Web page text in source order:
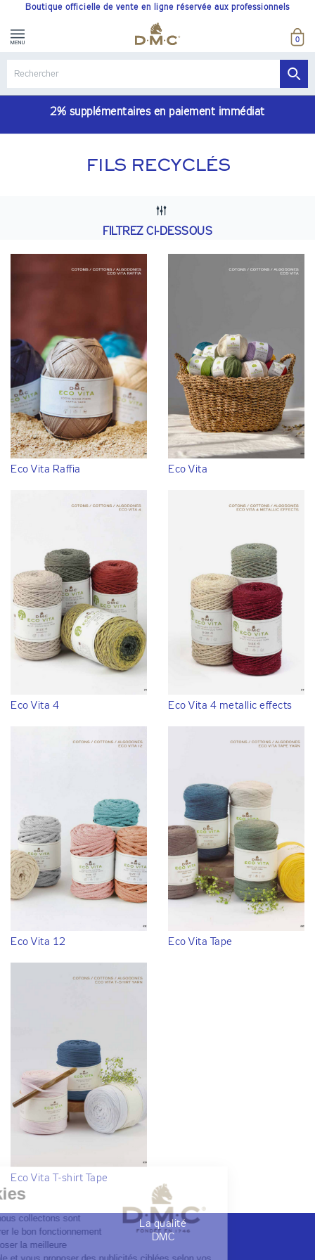
Boutique officielle de vente en ligne réservée aux professionnels
0
2% supplémentaires en paiement immédiat
FILS RECYCLÉS
FILTREZ CI-DESSOUS
Eco Vita Raffia Eco Vita
Eco Vita 4 Eco Vita 4 metallic effects
Eco Vita 12 Eco Vita Tape
Eco Vita T-shirt Tape
La qualité
DMC